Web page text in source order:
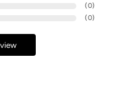
(0)
(0)